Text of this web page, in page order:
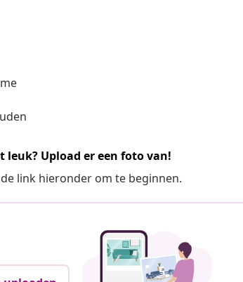
leuk? Upload er een foto van!
link hieronder om te beginnen.